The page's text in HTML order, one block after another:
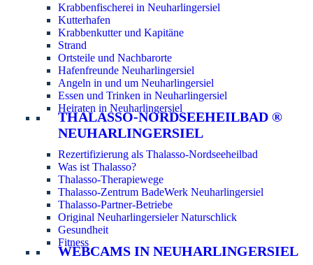
Krabbenfischerei in Neuharlingersiel
Kutterhafen
Krabbenkutter und Kapitäne
Strand
Ortsteile und Nachbarorte
Hafenfreunde Neuharlingersiel
Angeln in und um Neuharlingersiel
Essen und Trinken in Neuharlingersiel
Heiraten in Neuharlingersiel
THALASSO-NORDSEEHEILBAD ®
NEUHARLINGERSIEL
Rezertifizierung als Thalasso-Nordseeheilbad
Was ist Thalasso?
Thalasso-Therapiewege
Thalasso-Zentrum BadeWerk Neuharlingersiel
Thalasso-Partner-Betriebe
Original Neuharlingersieler Naturschlick
Gesundheit
Fitness
WEBCAMS IN NEUHARLINGERSIEL